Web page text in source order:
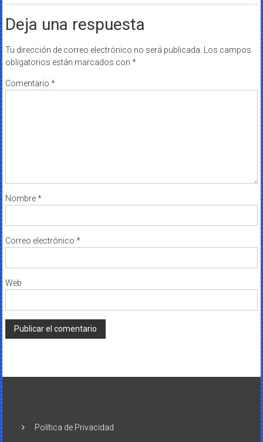
Deja una respuesta
Tu dirección de correo electrónico no será publicada. Los campos
obligatorios están marcados con *
Comentario *
Nombre*
Correo electrónico *
Web
Política de Privacidad